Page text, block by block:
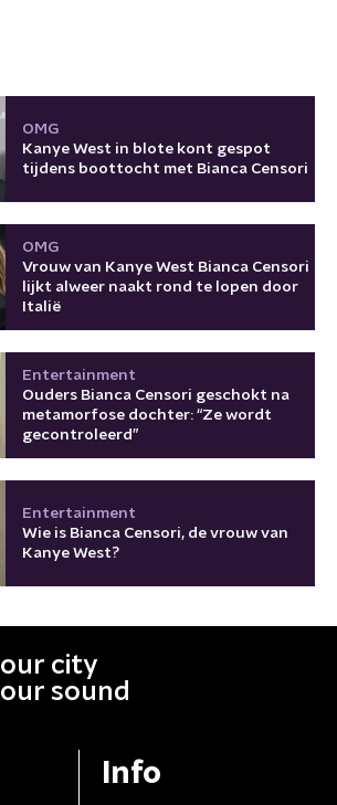
OMG
Kanye West in blote kont gespot
tijdens boottocht met Bianca Censori
OMG
Vrouw van Kanye West Bianca Censori
lijkt alweer naakt rond te lopen door
Italië
Entertainment
Ouders Bianca Censori geschokt na
metamorfose dochter: “Ze wordt
gecontroleerd”
Entertainment
Wie is Bianca Censori, de vrouw van
Kanye West?
city
sound
Info